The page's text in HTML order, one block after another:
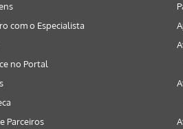
com o Especialista
no Portal
Parceiros